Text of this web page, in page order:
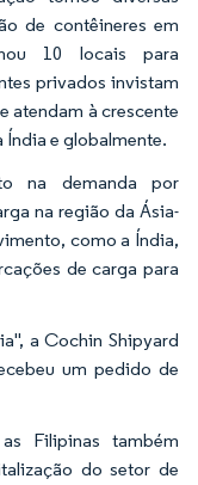
de contêineres em
10 locais para
privados invistam
atendam à crescente
e globalmente.
na demanda por
na região da Ásia-
como a Índia,
de carga para
a Cochin Shipyard
um pedido de
Filipinas também
do setor de